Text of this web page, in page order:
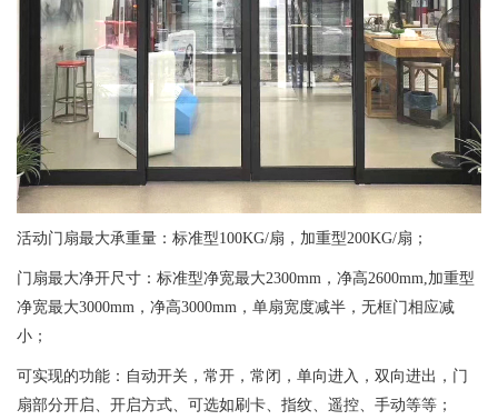
活动门扇最大承重量：标准型100KG/扇，加重型200KG/扇；
门扇最大净开尺寸：标准型净宽最大2300mm，净高2600mm,加重型
净宽最大3000mm，净高3000mm，单扇宽度减半，无框门相应减
小；
可实现的功能：自动开关，常开，常闭，单向进入，双向进出，门
扇部分开启、开启方式、可选如刷卡、指纹、遥控、手动等等；